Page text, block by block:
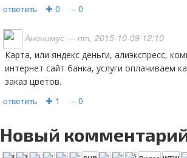
ответить ✚ 0 − 0
Анонимус — пт, 2015-10-09 12:10
карта, или яндекс деньги, алиэкспресс, коммуналка через
интернет сайт банка, услуги оплачиваем
заказ цветов.
ответить ✚ 1 − 0
Новый